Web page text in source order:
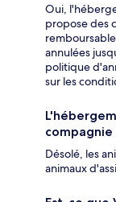
Oui,
propose des
annulées
politique
sur les
compagnie
Désolé, les
animaux